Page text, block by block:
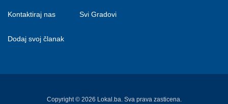
Kontaktiraj nas
Dodaj svoj članak
Svi Gradovi
Copyright © 2026 Lokal.ba. Sva prava zasticena.